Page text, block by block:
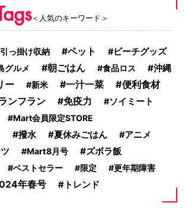
＜人気のキーワード＞
引っ掛け収納 ペット ビーチグッズ
グルメ 朝ごはん 食品ロス
沖縄
ー
新米 一汁一菜 便利食材
ンフラン 免疫力 ソイミート
Mart会員限定STORE
撥水 夏休みごはん アニメ
Mart8月号 ズボラ飯
ベストセラー 限定
更年期障害
年春号 トレンド